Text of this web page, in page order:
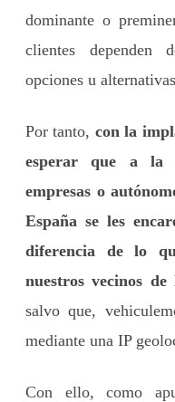
dominante o
clientes dependen
opciones u
Por tanto, con la
esperar que a la
empresas o
España se les
diferencia de lo
nuestros vecinos
salvo que,
mediante una IP
Con ello, como